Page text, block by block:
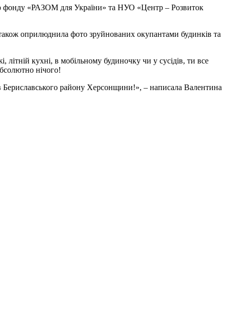
фонду «РАЗОМ для України» та НУО «Центр – Розвиток
оприлюднила фото зруйнованих окупантами будинків та
кухні, в мобільному будиночку чи у сусідів, ти все
нічого!
Бериславського району Херсонщини!», – написала Валентина